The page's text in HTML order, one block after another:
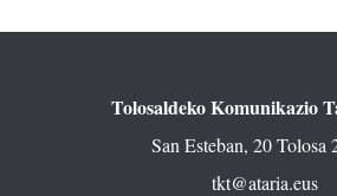
Tolosaldeko Komunikazio
San Esteban, 20 Tolosa
tkt@ataria.eus